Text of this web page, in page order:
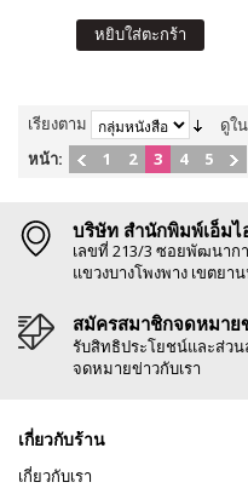
หยิบใส่ตะกร้า
เรียงตาม
ดูใ
หน้า:
1 2 3 4 5
บริษัท สำนักพิมพ์เอ็มไ
เลขที่ 213/3 ซอยพัฒนาก
แขวงบางโพงพาง เขตยา
สมัครสมาชิกจดหมาย
รับสิทธิประโยชน์และส่ว
จดหมายข่าวกับเรา
เกี่ยวกับร้าน
เกี่ยวกับเรา